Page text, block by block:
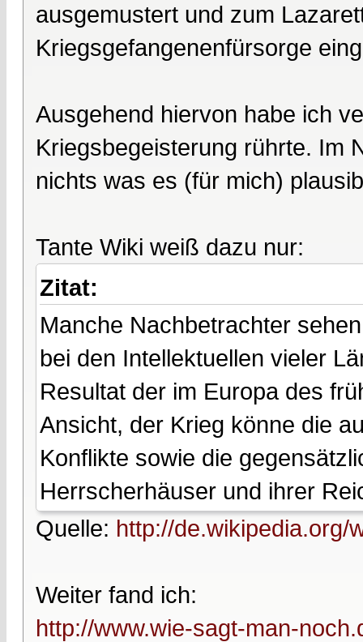
ausgemustert und zum
Kriegsgefangenenfürsorge
Ausgehend hiervon habe ich
Kriegsbegeisterung rührte. Im
nichts was es (für mich)
Tante Wiki weiß dazu nur:
Zitat:
Manche Nachbetrachter
bei den Intellektuellen vieler
Resultat der im Europa des
Ansicht, der Krieg könne die
Konflikte sowie die
Herrscherhäuser und ihrer
Quelle: http://de.wikipedia.org/
Weiter fand ich:
http://www.wie-sagt-man-